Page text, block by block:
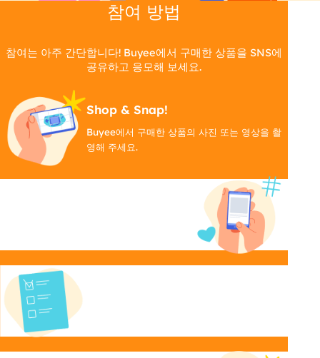
참여 방법
참여는 아주 간단합니다! Buyee에서 구매한 상품을 SNS에
공유하고 응모해 보세요.
Shop & Snap!
Buyee에서 구매한 상품의 사진 또는 영상을 촬
영해 주세요.